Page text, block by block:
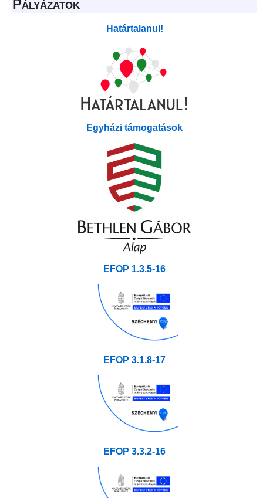
Pályázatok
Határtalanul!
Egyházi támogatások
EFOP 1.3.5-16
EFOP 3.1.8-17
EFOP 3.3.2-16